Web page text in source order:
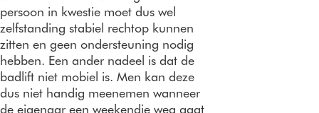
persoon in kwestie moet dus wel
zelfstanding stabiel rechtop kunnen
zitten en geen ondersteuning nodig
hebben. Een ander nadeel is dat de
badlift niet mobiel is. Men kan deze
dus niet handig meenemen wanneer
de eigenaar een weekendje weg gaat